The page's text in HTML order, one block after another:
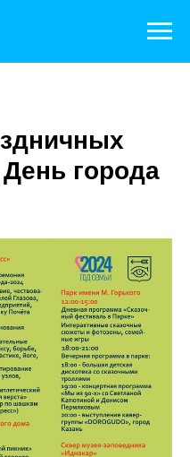
города